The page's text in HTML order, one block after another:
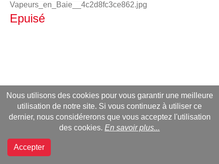
Vapeurs_en_Baie__4c2d8fc3ce862.jpg
Epuisé
Nous utilisons des cookies pour vous garantir une meilleure
utilisation de notre site. Si vous continuez à utiliser ce
dernier, nous considérerons que vous acceptez l'utilisation
des cookies. En savoir plus...
Accepter